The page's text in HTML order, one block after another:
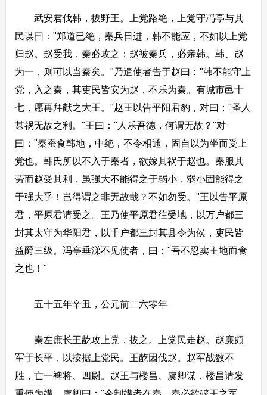
武安君伐韩，拔野王。上党路绝，上党守冯亭与其
民谋曰："郑道已绝，秦兵日进，韩不能应，不如以上党
归赵。赵受我，秦必攻之；赵被秦兵，必亲韩。韩、赵
为一，则可以当秦矣。"乃遣使者告于赵曰："韩不能守上
党，入之秦，其吏民皆安为赵，不乐为秦。有城市邑十
七，愿再拜献之大王。"赵王以告平阳君豹，对曰："圣人
甚祸无故之利。"王曰："人乐吾德，何谓无故？"对
曰："秦蚕食韩地，中绝，不令相通，固自以为坐而受上
党也。韩氏所以不入于秦者，欲嫁其祸于赵也。秦服其
劳而赵受其利，虽强大不能得之于弱小，弱小固能得之
于强大乎！岂得谓之非无故哉？不如勿受。"王以告平原
君，平原君请受之。王乃使平原君往受地，以万户都三
封其太守为华阳君，以千户都三封其县令为侯，吏民皆
益爵三级。冯亭垂涕不见使者，曰："吾不忍卖主地而食
之也！"
五十五年辛丑，公元前二六零年
秦左庶长王龁攻上党，拔之。上党民走赵。赵廉颇
军于长平，以按据上党民。王龁因伐赵。赵军战数不
胜，亡一裨将、四尉。赵王与楼昌、虞卿谋，楼昌请发